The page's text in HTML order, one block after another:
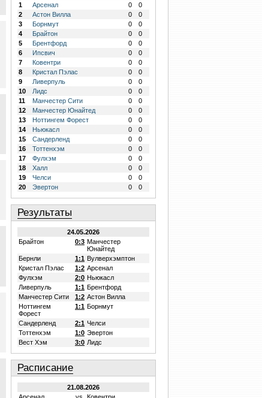
1
Арсенал 0
0
2
Астон Вилла 0
0
3
Борнмут 0
0
4
Брайтон 0
0
5
Брентфорд 0
0
6
Ипсвич 0
0
7
Ковентри 0
0
8
Кристал Пэлас 0
0
9
Ливерпуль 0
0
10
Лидс 0
0
11
Манчестер Сити 0
0
12
Манчестер Юнайтед 0
0
13
Ноттингем Форест 0
0
14
Ньюкасл 0
0
15
Сандерленд 0
0
16
Тоттенхэм 0
0
17
Фулхэм 0
0
18
Халл 0
0
19
Челси 0
0
20
Эвертон 0 0
Результаты
24.05.2026
Брайтон
0:3 Манчестер
Юнайтед
Бернли
1:1 Вулверхэмптон
Кристал Пэлас
1:2 Арсенал
Фулхэм
2:0 Ньюкасл
Ливерпуль
1:1 Брентфорд
Манчестер Сити
1:2 Астон Вилла
Ноттингем
Форест
1:1 Борнмут
Сандерленд 2:1 Челси
Тоттенхэм
1:0 Эвертон
Вест Хэм
3:0 Лидс
Расписание
21.08.2026